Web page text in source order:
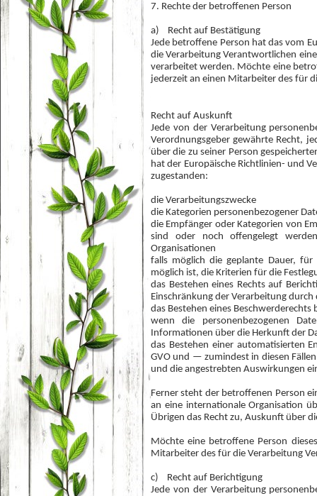
7. Rechte der betroffenen Person
a) Recht auf Bestätigung
Jede betroffene Person hat das vom
die Verarbeitung Verantwortlichen
verarbeitet werden. Möchte eine
jederzeit an einen Mitarbeiter des für
Recht auf Auskunft
Jede von der Verarbeitung
Verordnungsgeber gewährte Recht,
über die zu seiner Person
hat der Europäische Richtlinien- und
zugestanden:
die Verarbeitungszwecke
die Kategorien personenbezogener
die Empfänger oder Kategorien von
sind oder noch offengelegt
Organisationen
falls möglich die geplante Dauer,
möglich ist, die Kriterien für die
das Bestehen eines Rechts auf
Einschränkung der Verarbeitung
das Bestehen eines
wenn die personenbezogenen
Informationen über die Herkunft der
das Bestehen einer automatisierten
GVO und — zumindest in diesen
und die angestrebten Auswirkungen
Ferner steht der betroffenen Person
an eine internationale Organisation
Übrigen das Recht zu, Auskunft über
Möchte eine betroffene Person
Mitarbeiter des für die Verarbeitung
c) Recht auf Berichtigung
Jede von der Verarbeitung